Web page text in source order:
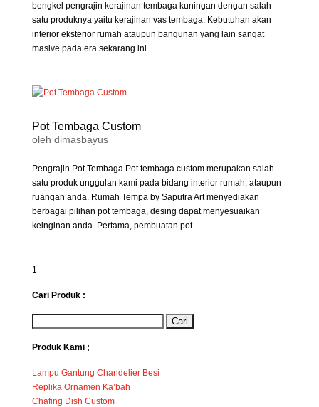
bengkel pengrajin kerajinan tembaga kuningan dengan salah
satu produknya yaitu kerajinan vas tembaga. Kebutuhan akan
interior eksterior rumah ataupun bangunan yang lain sangat
masive pada era sekarang ini....
Pot Tembaga Custom
oleh dimasbayus
Pengrajin Pot Tembaga Pot tembaga custom merupakan salah
satu produk unggulan kami pada bidang interior rumah, ataupun
ruangan anda. Rumah Tempa by Saputra Art menyediakan
berbagai pilihan pot tembaga, desing dapat menyesuaikan
keinginan anda. Pertama, pembuatan pot...
1
Cari Produk :
Produk Kami ;
Lampu Gantung Chandelier Besi
Replika Ornamen Ka’bah
Chafing Dish Custom